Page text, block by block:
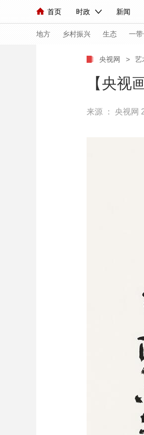
首页 时政 新闻
人民领袖习近平 联播+ 中国
直播 栏目大全 节
海外频道 iPanda English
地方 乡村振兴 生态 一
国内 国际
央视网 > 艺
【央视
来源 ： 央视网